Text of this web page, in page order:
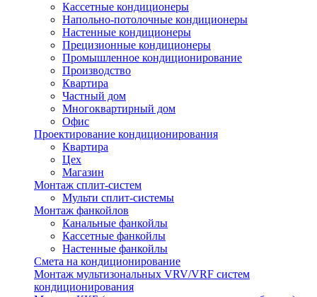
Кассетные кондиционеры
Напольно-потолочные кондиционеры
Настенные кондиционеры
Прецизионные кондиционеры
Промышленное кондиционирование
Производство
Квартира
Частный дом
Многоквартирный дом
Офис
Проектирование кондиционирования
Квартира
Цех
Магазин
Монтаж сплит-систем
Мульти сплит-системы
Монтаж фанкойлов
Канальные фанкойлы
Кассетные фанкойлы
Настенные фанкойлы
Смета на кондиционирование
Монтаж мультизональных VRV/VRF систем
кондиционирования